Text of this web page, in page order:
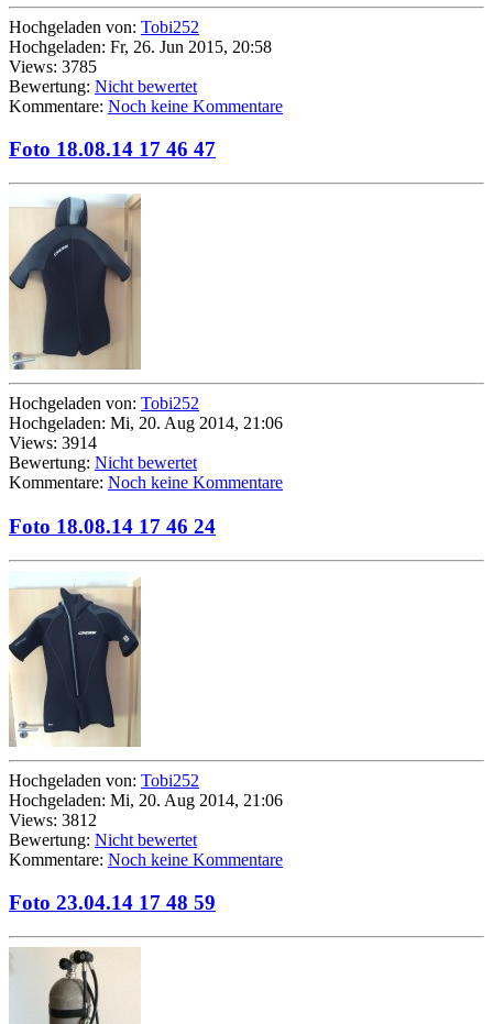
Hochgeladen von: Tobi252
Hochgeladen: Fr, 26. Jun 2015, 20:58
Views: 3785
Bewertung: Nicht bewertet
Kommentare: Noch keine Kommentare
Foto 18.08.14 17 46 47
Hochgeladen von: Tobi252
Hochgeladen: Mi, 20. Aug 2014, 21:06
Views: 3914
Bewertung: Nicht bewertet
Kommentare: Noch keine Kommentare
Foto 18.08.14 17 46 24
Hochgeladen von: Tobi252
Hochgeladen: Mi, 20. Aug 2014, 21:06
Views: 3812
Bewertung: Nicht bewertet
Kommentare: Noch keine Kommentare
Foto 23.04.14 17 48 59